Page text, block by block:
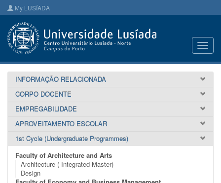
My LUSÍADA
INFORMAÇÃO RELACIONADA
CORPO DOCENTE
EMPREGABILIDADE
APROVEITAMENTO ESCOLAR
1st Cycle (Undergraduate Programmes)
Faculty of Architecture and Arts
Architecture ( Integrated Master)
Design